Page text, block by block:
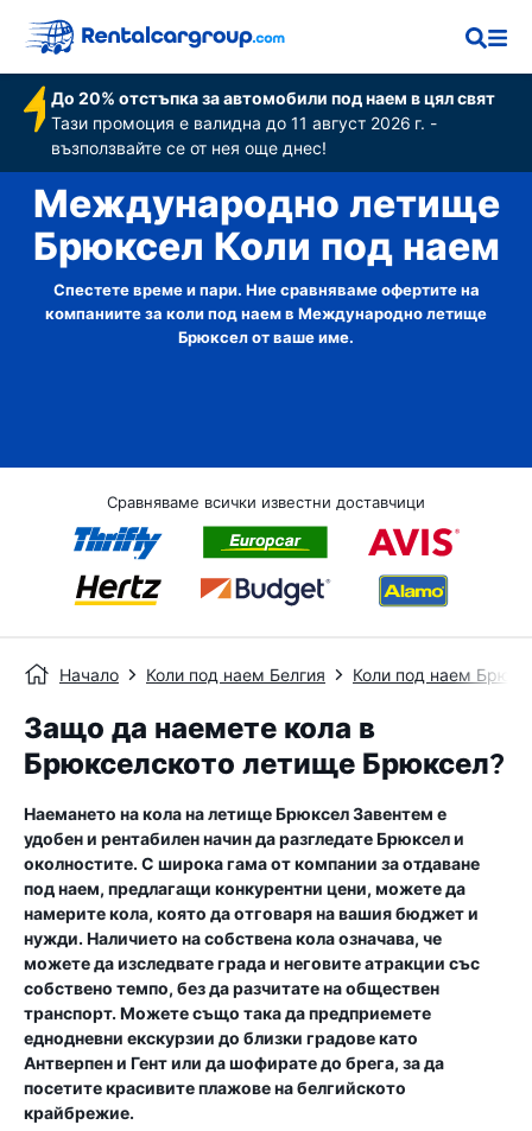
До 20% отстъпка за автомобили под наем в цял свят
Тази промоция е валидна до 11 август 2026 г. -
възползвайте се от нея още днес!
Международно летище
Брюксел Коли под наем
Спестете време и пари. Ние сравняваме офертите на
компаниите за коли под наем в Международно летище
Брюксел от ваше име.
Сравняваме всички известни доставчици
Начало Коли под наем Белгия Коли под наем
Защо да наемете кола в
Брюкселското летище Брюксел?
Наемането на кола на летище Брюксел Завентем е
удобен и рентабилен начин да разгледате Брюксел и
околностите. С широка гама от компании за отдаване
под наем, предлагащи конкурентни цени, можете да
намерите кола, която да отговаря на вашия бюджет и
нужди. Наличието на собствена кола означава, че
можете да изследвате града и неговите атракции със
собствено темпо, без да разчитате на обществен
транспорт. Можете също така да предприемете
еднодневни екскурзии до близки градове като
Антверпен и Гент или да шофирате до брега, за да
посетите красивите плажове на белгийското
крайбрежие.